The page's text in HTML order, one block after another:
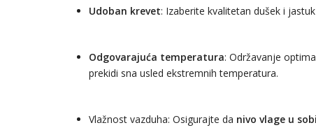
Udoban krevet: Izaberite kvalitetan dušek i
Odgovarajuća temperatura: Održavanje
prekidi sna usled ekstremnih temperatura.
Vlažnost vazduha: Osigurajte da nivo vlage u sobi